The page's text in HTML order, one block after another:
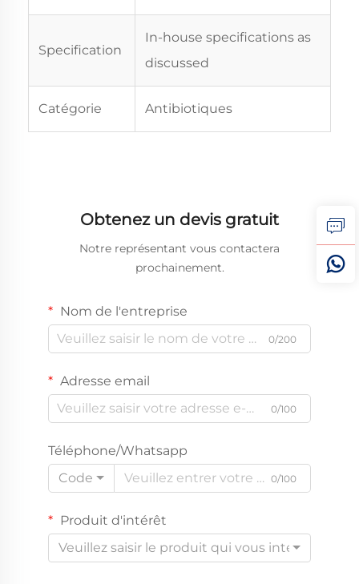
Specification
In-house specifications as
discussed
Catégorie Antibiotiques
Obtenez un devis gratuit
Notre représentant vous contactera
prochainement.
Nom de l'entreprise
0/200
Adresse email
0/100
Téléphone/Whatsapp
Code
0/100
Produit d'intérêt
Veuillez saisir le produit qui vous intéresse